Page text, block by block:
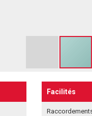
Facilités